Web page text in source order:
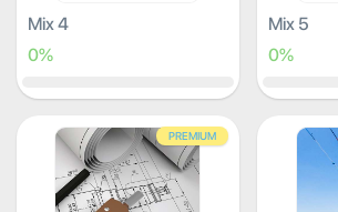
Mix 4
0%
Mix 5
0%
PREMIUM